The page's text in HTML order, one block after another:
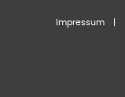
Impressum